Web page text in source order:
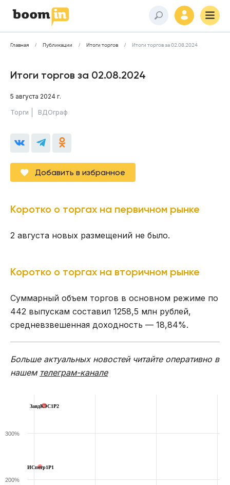
Главная Публикации Итоги торгов Итоги торгов за 02.08.2024
Итоги торгов за 02.08.2024
5 августа 2024 г.
Торги ВДОграф
Добавить в избранное
Коротко о торгах на первичном рынке
2 августа новых размещений не было.
Коротко о торгах на вторичном рынке
Суммарный объем торгов в основном режиме по
442 выпускам составил 1258,5 млн рублей,
средневзвешенная доходность — 18,84%.
Больше актуальных новостей читайте оперативно в
нашем телеграм-канале
ИСпетр1P1
ЗавдКЭС1P2
200%
300%